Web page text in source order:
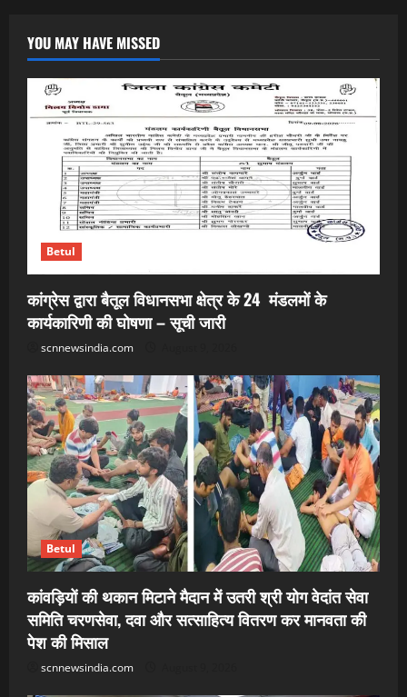
YOU MAY HAVE MISSED
Betul
कांग्रेस द्वारा बैतूल विधानसभा क्षेत्र के 24 मंडलमों के
कार्यकारिणी की घोषणा – सूची जारी
scnnewsindia.com
Betul
कांवड़ियों की थकान मिटाने मैदान में उतरी श्री योग वेदांत सेवा
समिति चरणसेवा, दवा और सत्साहित्य वितरण कर मानवता की
पेश की मिसाल
scnnewsindia.com